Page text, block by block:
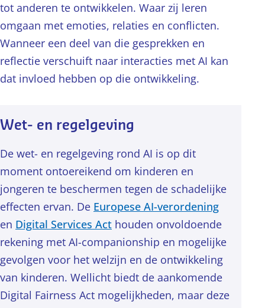
tot anderen te ontwikkelen. Waar zij leren
omgaan met emoties, relaties en conflicten.
Wanneer een deel van die gesprekken en
reflectie verschuift naar interacties met AI kan
dat invloed hebben op die ontwikkeling.
Wet- en regelgeving
De wet- en regelgeving rond AI is op dit
moment ontoereikend om kinderen en
jongeren te beschermen tegen de schadelijke
effecten ervan. De Europese AI-verordening
en Digital Services Act houden onvoldoende
rekening met AI-companionship en mogelijke
gevolgen voor het welzijn en de ontwikkeling
van kinderen. Wellicht biedt de aankomende
Digital Fairness Act mogelijkheden, maar deze